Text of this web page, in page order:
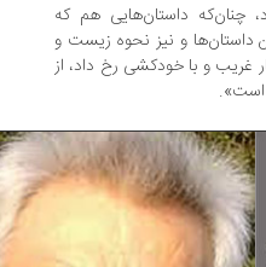
داستان‌هایی هم که
و نیز نحوه زیست و
با خودکشی رخ داد، از